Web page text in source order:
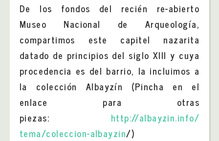
De los fondos del recién re-abierto
Museo Nacional de Arqueología,
compartimos este capitel nazarita
datado de principios del siglo XIII y cuya
procedencia es del barrio, la incluimos a
la colección Albayzín (Pincha en el
enlace para otras
piezas: http://albayzin.info/
tema/coleccion-albayzin/)